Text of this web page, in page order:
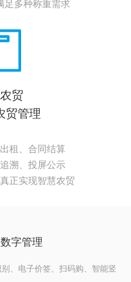
足多种称重需求
贸
贸管理
租、合同结算
溯、投屏公示
正实现智慧农贸
字管理
、电子价签、扫码购、智能竖